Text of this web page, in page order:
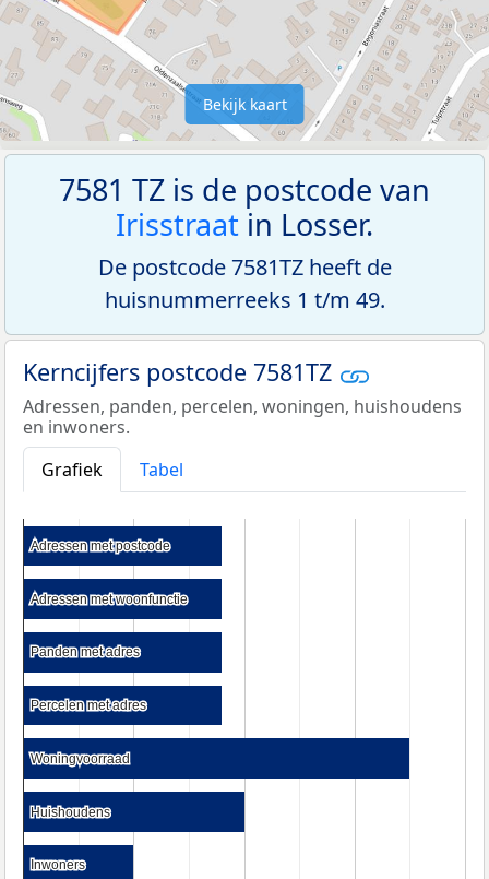
Bekijk kaart
7581 TZ is de postcode van
Irisstraat in Losser.
De postcode 7581TZ heeft de
huisnummerreeks 1 t/m 49.
Kerncijfers postcode 7581TZ
Adressen, panden, percelen, woningen, huishoudens
en inwoners.
Grafiek
Tabel
Adressen met postcode
Adressen met postcode
Adressen met woonfunctie
Adressen met woonfunctie
Panden met adres
Panden met adres
Percelen met adres
Percelen met adres
Woningvoorraad
Woningvoorraad
Huishoudens
Huishoudens
Inwoners
Inwoners